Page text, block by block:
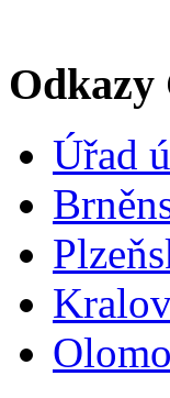
Odkazy
Úřad